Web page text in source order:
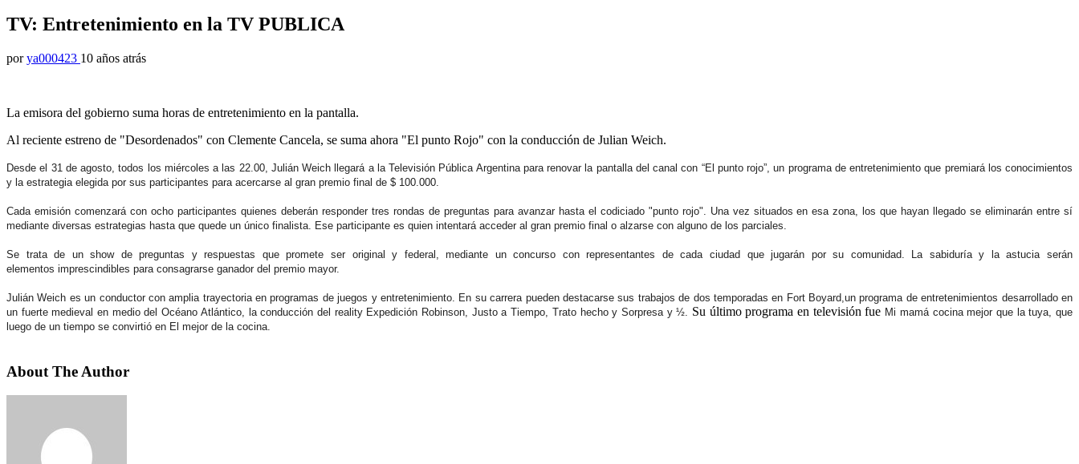
TV: Entretenimiento en la TV PUBLICA
por ya000423 10 años atrás
La emisora del gobierno suma horas de entretenimiento en la pantalla.
Al reciente estreno de "Desordenados" con Clemente Cancela, se suma ahora "El punto Rojo" con la conducción de Julian Weich.
Desde el 31 de agosto, todos los miércoles a las 22.00, Julián Weich llegará a la Televisión Pública Argentina para renovar la pantalla del canal con “El punto rojo”, un programa de entretenimiento que premiará los conocimientos
y la estrategia elegida por sus participantes para acercarse al gran premio final de $ 100.000.
Cada emisión comenzará con ocho participantes quienes deberán responder tres rondas de preguntas para avanzar hasta el codiciado "punto rojo".
Una vez situados en esa zona, los que hayan llegado se eliminarán entre sí
mediante diversas estrategias hasta que quede un único finalista. Ese participante es quien intentará acceder al gran premio final o alzarse con alguno de los parciales.
Se trata de un show de preguntas y respuestas que promete ser original y federal, mediante un concurso con representantes de cada ciudad que jugarán por su comunidad. La sabiduría y la astucia serán
elementos imprescindibles para consagrarse ganador del premio mayor.
Julián Weich es un conductor con amplia trayectoria en programas de juegos y entretenimiento. En su carrera pueden destacarse sus trabajos de dos temporadas en Fort Boyard,un programa de entretenimientos desarrollado en
un fuerte medieval en medio del Océano Atlántico, la conducción del reality Expedición Robinson, Justo a Tiempo, Trato hecho y Sorpresa y ½. Su último programa en televisión fue Mi mamá cocina mejor que la tuya, que
luego de un tiempo se convirtió en El mejor de la cocina.
About The Author